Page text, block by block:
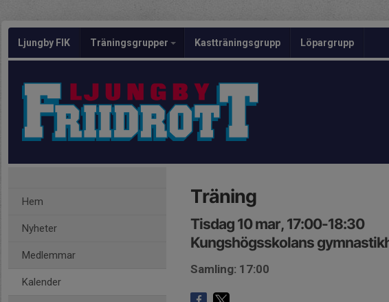
Ljungby FIK Träningsgrupper Kastträningsgrupp Löpargrupp
Hem
Nyheter
Medlemmar
Kalender
Träning
Tisdag 10 mar, 17:00-18:30
Kungshögsskolans
Samling: 17:00